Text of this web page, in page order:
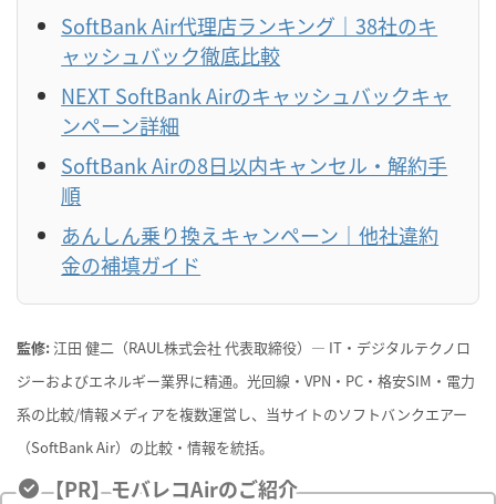
SoftBank Air代理店ランキング｜38社のキ
ャッシュバック徹底比較
NEXT SoftBank Airのキャッシュバックキャ
ンペーン詳細
SoftBank Airの8日以内キャンセル・解約手
順
あんしん乗り換えキャンペーン｜他社違約
金の補填ガイド
監修:江田 健二（RAUL株式会社 代表取締役）— IT・デジタルテクノロ
ジーおよびエネルギー業界に精通。光回線・VPN・PC・格安SIM・電力
系の比較/情報メディアを複数運営し、当サイトのソフトバンクエアー
（SoftBank Air）の比較・情報を統括。
【PR】モバレコAirのご紹介